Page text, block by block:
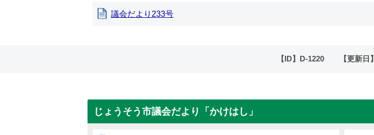
議会だより233号
【ID】 D-1220 【更新日】
じょうそう市議会だより「かけはし」